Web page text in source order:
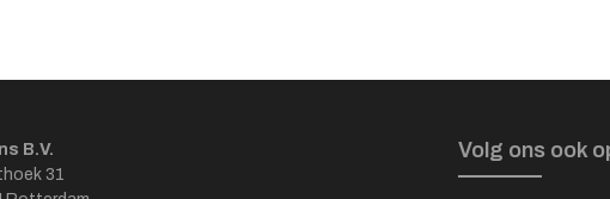
B.V.
31
Volg ons ook